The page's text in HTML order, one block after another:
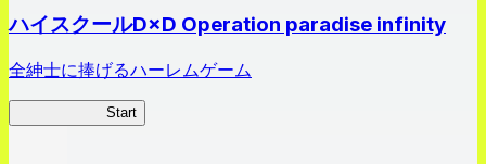
ハイスクールD×D Operation paradise infinity
全紳士に捧げるハーレムゲーム
Start